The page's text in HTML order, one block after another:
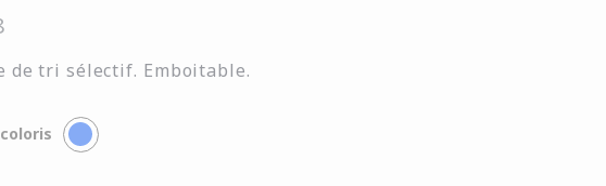
de tri sélectif. Emboitable.